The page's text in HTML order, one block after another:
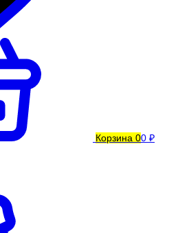
Корзина 00 ₽